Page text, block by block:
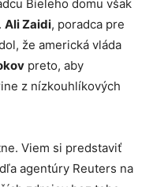
Bieleho domu však
Ali Zaidi, poradca pre
že americká vláda
preto, aby
z nízkouhlíkových
Viem si predstaviť
agentúry Reuters na